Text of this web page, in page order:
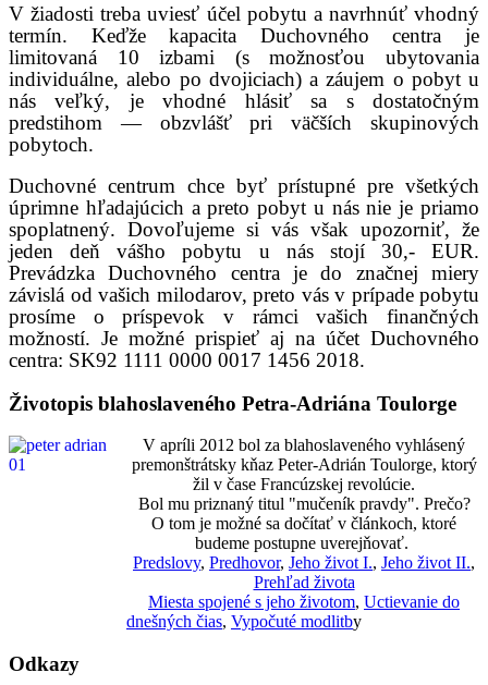
V žiadosti treba uviesť účel pobytu a navrhnúť vhodný
termín. Keďže kapacita Duchovného centra je
limitovaná 10 izbami (s možnosťou ubytovania
individuálne, alebo po dvojiciach) a záujem o pobyt u
nás veľký, je vhodné hlásiť sa s dostatočným
predstihom — obzvlášť pri väčších skupinových
pobytoch.
Duchovné centrum chce byť prístupné pre všetkých
úprimne hľadajúcich a preto pobyt u nás nie je priamo
spoplatnený. Dovoľujeme si vás však upozorniť, že
jeden deň vášho pobytu u nás stojí 30,- EUR.
Prevádzka Duchovného centra je do značnej miery
závislá od vašich milodarov, preto vás v prípade pobytu
prosíme o príspevok v rámci vašich finančných
možností. Je možné prispieť aj na účet Duchovného
centra: SK92 1111 0000 0017 1456 2018.
Životopis blahoslaveného Petra-Adriána Toulorge
V apríli 2012 bol za blahoslaveného vyhlásený
premonštrátsky kňaz Peter-Adrián Toulorge, ktorý
žil v čase Francúzskej revolúcie.
Bol mu priznaný titul "mučeník pravdy". Prečo?
O tom je možné sa dočítať v článkoch, ktoré
budeme postupne uverejňovať.
Predslovy, Predhovor, Jeho život I., Jeho život II.,
Prehľad života
Miesta spojené s jeho životom, Uctievanie do
dnešných čias, Vypočuté modlitby
Odkazy